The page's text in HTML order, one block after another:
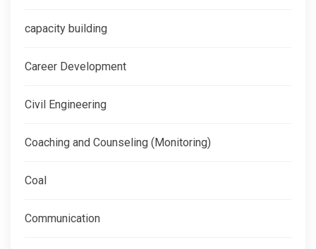
capacity building
Career Development
Civil Engineering
Coaching and Counseling (Monitoring)
Coal
Communication